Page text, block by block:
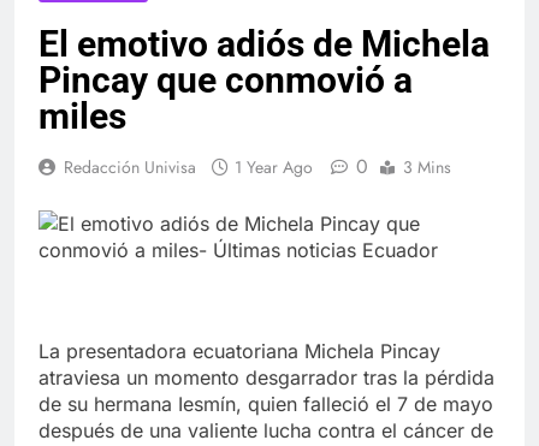
El emotivo adiós de Michela
Pincay que conmovió a
miles
Redacción Univisa 1 Year Ago 0 3 Mins
La presentadora ecuatoriana Michela Pincay
atraviesa un momento desgarrador tras la pérdida
de su hermana Iesmín, quien falleció el 7 de mayo
después de una valiente lucha contra el cáncer de